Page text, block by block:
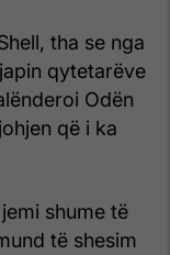
tha se nga
qytetarëve
Odën
që i ka
shume të
të shesim